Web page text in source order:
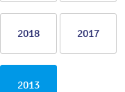
2018 2017
2013